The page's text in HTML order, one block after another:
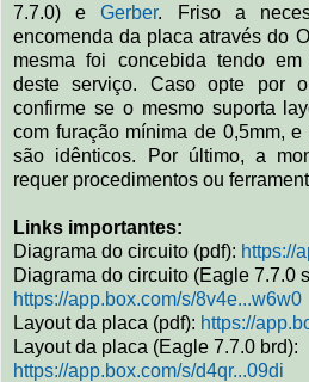
7.7.0) eGerber. Friso a
encomenda da placa através do
mesma foi concebida tendo
deste serviço. Caso opte por
confirme se o mesmo suporta
com furação mínima de 0,5mm, e
são idênticos. Por último, a
requer procedimentos ou
Links importantes:
Diagrama do circuito (pdf): https://
Diagrama do circuito (Eagle 7.7.0
https://app.box.com/s/8v4e...w6w0
Layout da placa (pdf): https://
Layout da placa (Eagle 7.7.0 brd):
https://app.box.com/s/d4qr...09di